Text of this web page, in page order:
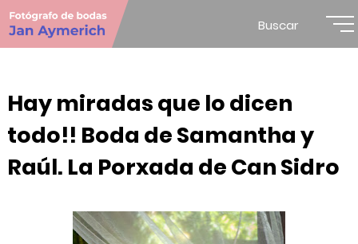
Buscar
Hay miradas que lo dicen
todo!! Boda de Samantha y
Raúl. La Porxada de Can Sidro